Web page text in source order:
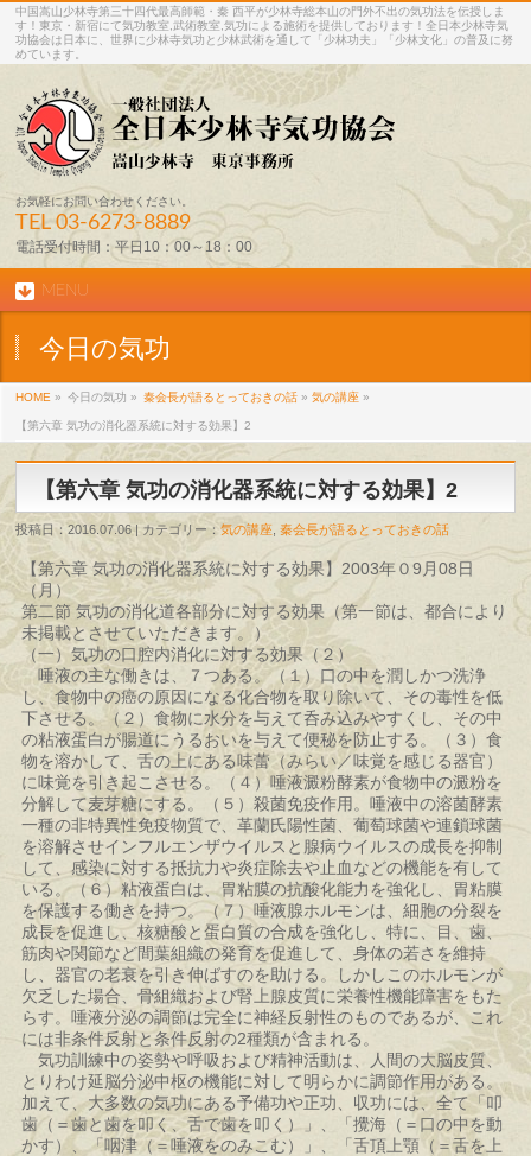
中国嵩山少林寺第三十四代最高師範・秦 西平が少林寺総本山の門外不出の気功法を伝授しま
す！東京・新宿にて気功教室,武術教室,気功による施術を提供しております！全日本少林寺気
功協会は日本に、世界に少林寺気功と少林武術を通して「少林功夫」「少林文化」の普及に努
めています。
お気軽にお問い合わせください。
TEL03-6273-8889
電話受付時間：平日10：00～18：00
MENU
今日の気功
HOME » 今日の気功 » 秦会長が語るとっておきの話 »気の講座 »
【第六章 気功の消化器系統に対する効果】2
【第六章 気功の消化器系統に対する効果】2
投稿日：2016.07.06 | カテゴリー：気の講座 ,秦会長が語るとっておきの話
【第六章 気功の消化器系統に対する効果】2003年０9月08日
（月）
第二節 気功の消化道各部分に対する効果（第一節は、都合により
未掲載とさせていただきます。）
（一）気功の口腔内消化に対する効果（２）
唾液の主な働きは、７つある。（１）口の中を潤しかつ洗浄
し、食物中の癌の原因になる化合物を取り除いて、その毒性を低
下させる。（２）食物に水分を与えて呑み込みやすくし、その中
の粘液蛋白が腸道にうるおいを与えて便秘を防止する。（３）食
物を溶かして、舌の上にある味蕾（みらい／味覚を感じる器官）
に味覚を引き起こさせる。（４）唾液澱粉酵素が食物中の澱粉を
分解して麦芽糖にする。（５）殺菌免疫作用。唾液中の溶菌酵素
一種の非特異性免疫物質で、革蘭氏陽性菌、葡萄球菌や連鎖球菌
を溶解させインフルエンザウイルスと腺病ウイルスの成長を抑制
して、感染に対する抵抗力や炎症除去や止血などの機能を有して
いる。（６）粘液蛋白は、胃粘膜の抗酸化能力を強化し、胃粘膜
を保護する働きを持つ。（７）唾液腺ホルモンは、細胞の分裂を
成長を促進し、核糖酸と蛋白質の合成を強化し、特に、目、歯、
筋肉や関節など間葉組織の発育を促進して、身体の若さを維持
し、器官の老衰を引き伸ばすのを助ける。しかしこのホルモンが
欠乏した場合、骨組織および腎上腺皮質に栄養性機能障害をもた
らす。唾液分泌の調節は完全に神経反射性のものであるが、これ
には非条件反射と条件反射の2種類が含まれる。
気功訓練中の姿勢や呼吸および精神活動は、人間の大脳皮質、
とりわけ延脳分泌中枢の機能に対して明らかに調節作用がある。
加えて、大多数の気功にある予備功や正功、収功には、全て「叩
歯（＝歯と歯を叩く、舌で歯を叩く）」、「攪海（＝口の中を動
かす）、「咽津（＝唾液をのみこむ）」、「舌頂上顎（＝舌を上